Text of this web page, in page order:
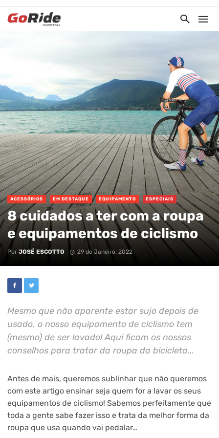
ACESSÓRIOS EM DESTAQUE EQUIPAMENTO ESPECIAIS
8 cuidados a ter com a roupa
e equipamentos de ciclismo
Por JOSÉ ESCOTTO 29 de Janeiro, 2022
Mesmo que não aparente estar sujo depois de
usado, o nosso equipamento de ciclismo tem
(mesmo) de ser lavado! Aqui ficam os nossos
conselhos para tratar da roupa da bicicleta...
Antes de mais, queremos sublinhar que não queremos
com este artigo ensinar seja quem for a lavar os seus
equipamentos de ciclismo! Sabemos perfeitamente que
toda a gente sabe fazer isso e trata da melhor forma da
roupa que usa quando vai pedalar…